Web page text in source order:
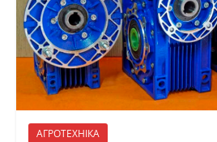
АГРОТЕХНІКА